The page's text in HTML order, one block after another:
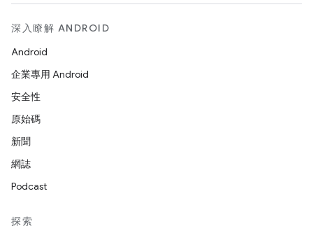
深入瞭解 ANDROID
Android
企業專用 Android
安全性
原始碼
新聞
網誌
Podcast
探索